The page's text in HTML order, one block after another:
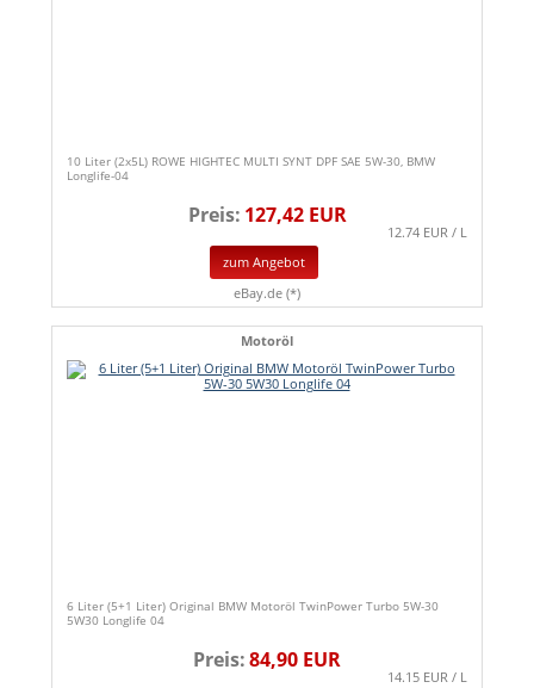
10 Liter (2x5L) ROWE HIGHTEC MULTI SYNT DPF SAE 5W-30, BMW
Longlife-04
Preis: 127,42 EUR
12.74 EUR / L
zum Angebot
eBay.de (*)
Motoröl
6 Liter (5+1 Liter) Original BMW Motoröl TwinPower Turbo 5W-30
5W30 Longlife 04
Preis:84,90 EUR
14.15 EUR / L